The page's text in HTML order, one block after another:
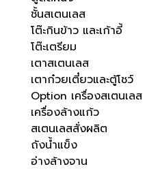
ชั้นสเตนเลส
โต๊ะกินข้าว และเก้าอี้
โต๊ะเตรียม
เตาสเตนเลส
เตาก๋วยเตี๋ยวและตู้โชว์
Option เครื่องสเตนเลส
เครื่องล้างแก้ว
สเตนเลสสั่งผลิต
ถังน้ำแข็ง
อ่างล้างจาน